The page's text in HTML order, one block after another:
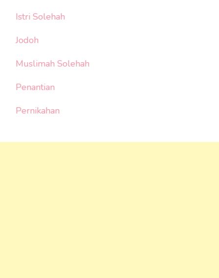
Istri Solehah
Jodoh
Muslimah Solehah
Penantian
Pernikahan